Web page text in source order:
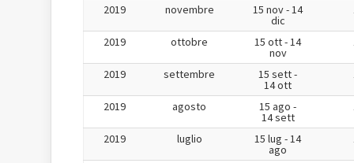
2019 novembre 15 nov - 14
dic
2019 ottobre 15 ott - 14
nov
2019 settembre 15 sett -
14 ott
2019 agosto 15 ago -
14 sett
2019 luglio 15 lug - 14
ago